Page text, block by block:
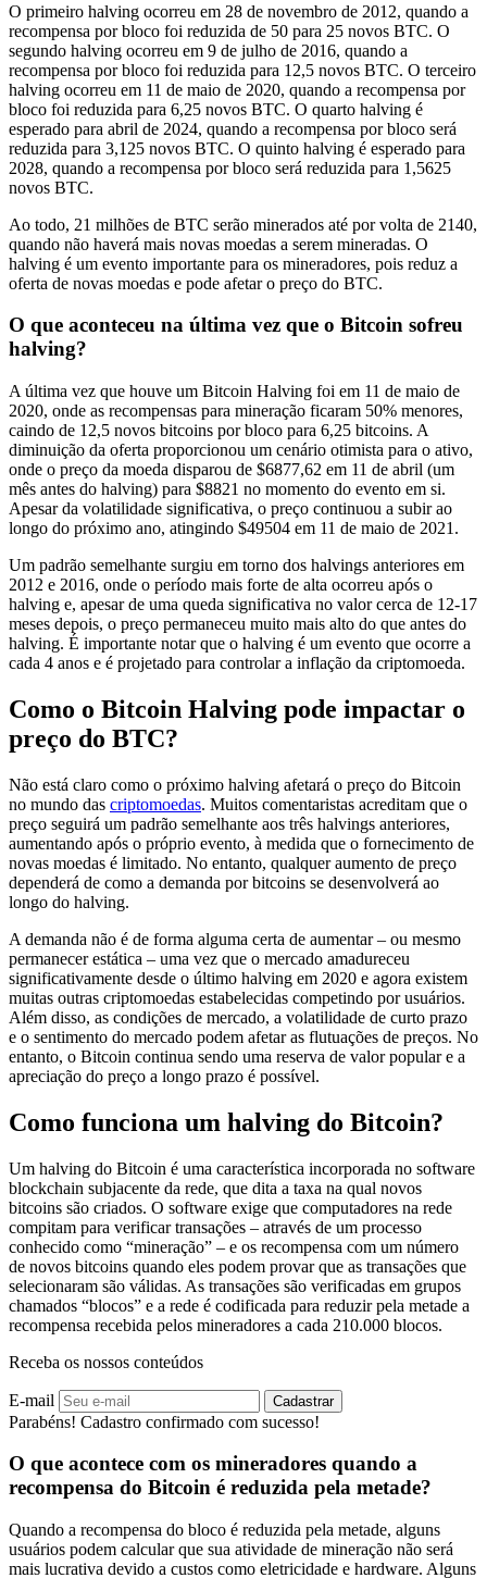
O primeiro halving ocorreu em 28 de novembro de 2012, quando a
recompensa por bloco foi reduzida de 50 para 25 novos BTC. O
segundo halving ocorreu em 9 de julho de 2016, quando a
recompensa por bloco foi reduzida para 12,5 novos BTC. O terceiro
halving ocorreu em 11 de maio de 2020, quando a recompensa por
bloco foi reduzida para 6,25 novos BTC. O quarto halving é
esperado para abril de 2024, quando a recompensa por bloco será
reduzida para 3,125 novos BTC. O quinto halving é esperado para
2028, quando a recompensa por bloco será reduzida para 1,5625
novos BTC.
Ao todo, 21 milhões de BTC serão minerados até por volta de 2140,
quando não haverá mais novas moedas a serem mineradas. O
halving é um evento importante para os mineradores, pois reduz a
oferta de novas moedas e pode afetar o preço do BTC.
O que aconteceu na última vez que o Bitcoin sofreu
halving?
A última vez que houve um Bitcoin Halving foi em 11 de maio de
2020, onde as recompensas para mineração ficaram 50% menores,
caindo de 12,5 novos bitcoins por bloco para 6,25 bitcoins. A
diminuição da oferta proporcionou um cenário otimista para o ativo,
onde o preço da moeda disparou de $6877,62 em 11 de abril (um
mês antes do halving) para $8821 no momento do evento em si.
Apesar da volatilidade significativa, o preço continuou a subir ao
longo do próximo ano, atingindo $49504 em 11 de maio de 2021.
Um padrão semelhante surgiu em torno dos halvings anteriores em
2012 e 2016, onde o período mais forte de alta ocorreu após o
halving e, apesar de uma queda significativa no valor cerca de 12-17
meses depois, o preço permaneceu muito mais alto do que antes do
halving. É importante notar que o halving é um evento que ocorre a
cada 4 anos e é projetado para controlar a inflação da criptomoeda.
Como o Bitcoin Halving pode impactar o
preço do BTC?
Não está claro como o próximo halving afetará o preço do Bitcoin
no mundo das criptomoedas. Muitos comentaristas acreditam que o
preço seguirá um padrão semelhante aos três halvings anteriores,
aumentando após o próprio evento, à medida que o fornecimento de
novas moedas é limitado. No entanto, qualquer aumento de preço
dependerá de como a demanda por bitcoins se desenvolverá ao
longo do halving.
A demanda não é de forma alguma certa de aumentar – ou mesmo
permanecer estática – uma vez que o mercado amadureceu
significativamente desde o último halving em 2020 e agora existem
muitas outras criptomoedas estabelecidas competindo por usuários.
Além disso, as condições de mercado, a volatilidade de curto prazo
e o sentimento do mercado podem afetar as flutuações de preços. No
entanto, o Bitcoin continua sendo uma reserva de valor popular e a
apreciação do preço a longo prazo é possível.
Como funciona um halving do Bitcoin?
Um halving do Bitcoin é uma característica incorporada no software
blockchain subjacente da rede, que dita a taxa na qual novos
bitcoins são criados. O software exige que computadores na rede
compitam para verificar transações – através de um processo
conhecido como “mineração” – e os recompensa com um número
de novos bitcoins quando eles podem provar que as transações que
selecionaram são válidas. As transações são verificadas em grupos
chamados “blocos” e a rede é codificada para reduzir pela metade a
recompensa recebida pelos mineradores a cada 210.000 blocos.
Receba os nossos conteúdos
E-mail Cadastrar
Parabéns! Cadastro confirmado com sucesso!
O que acontece com os mineradores quando a
recompensa do Bitcoin é reduzida pela metade?
Quando a recompensa do bloco é reduzida pela metade, alguns
usuários podem calcular que sua atividade de mineração não será
mais lucrativa devido a custos como eletricidade e hardware. Alguns